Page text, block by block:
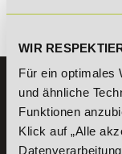
WIR
Für ein optimales
und ähnliche
Funktionen
Klick auf „Alle
KONTAKT
07191 - 22986
+49 (0)